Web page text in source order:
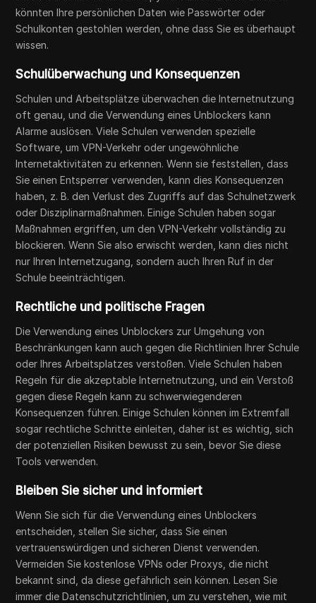
könnten Ihre persönlichen Daten wie Passwörter oder
Schulkonten gestohlen werden, ohne dass Sie es überhaupt
wissen.
Schulüberwachung und Konsequenzen
Schulen und Arbeitsplätze überwachen die Internetnutzung
oft genau, und die Verwendung eines Unblockers kann
Alarme auslösen. Viele Schulen verwenden spezielle
Software, um VPN-Verkehr oder ungewöhnliche
Internetaktivitäten zu erkennen. Wenn sie feststellen, dass
Sie einen Entsperrer verwenden, kann dies Konsequenzen
haben, z. B. den Verlust des Zugriffs auf das Schulnetzwerk
oder Disziplinarmaßnahmen. Einige Schulen haben sogar
Maßnahmen ergriffen, um den VPN-Verkehr vollständig zu
blockieren. Wenn Sie also erwischt werden, kann dies nicht
nur Ihren Internetzugang, sondern auch Ihren Ruf in der
Schule beeinträchtigen.
Rechtliche und politische Fragen
Die Verwendung eines Unblockers zur Umgehung von
Beschränkungen kann auch gegen die Richtlinien Ihrer Schule
oder Ihres Arbeitsplatzes verstoßen. Viele Schulen haben
Regeln für die akzeptable Internetnutzung, und ein Verstoß
gegen diese Regeln kann zu schwerwiegenderen
Konsequenzen führen. Einige Schulen können im Extremfall
sogar rechtliche Schritte einleiten, daher ist es wichtig, sich
der potenziellen Risiken bewusst zu sein, bevor Sie diese
Tools verwenden.
Bleiben Sie sicher und informiert
Wenn Sie sich für die Verwendung eines Unblockers
entscheiden, stellen Sie sicher, dass Sie einen
vertrauenswürdigen und sicheren Dienst verwenden.
Vermeiden Sie kostenlose VPNs oder Proxys, die nicht
bekannt sind, da diese gefährlich sein können. Lesen Sie
immer die Datenschutzrichtlinien, um zu verstehen, wie mit